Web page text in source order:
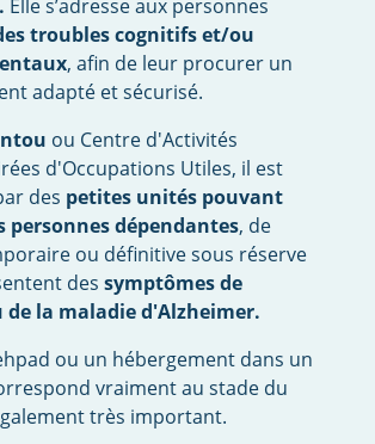
Elle s’adresse aux personnes
troubles cognitifs et/ou
, afin de leur procurer un
adapté et sécurisé.
ou Centre d'Activités
d'Occupations Utiles, il est
des petites unités pouvant
personnes dépendantes, de
ou définitive sous réserve
des symptômes de
de la maladie d'Alzheimer.
ou un hébergement dans un
vraiment au stade du
très important.